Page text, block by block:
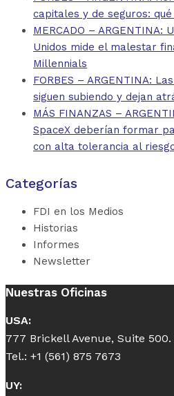
capitales y de seguros:
MERCADO – ARGENTINA:
Unidos mide el malestar
Millennials
FORBES – ARGENTINA:
siguen subiendo y dejan
MÁS FINANZAS –
SpaceX deberían formar
con alta tolerancia al
Categorías
FDI en los Medios
Historias
Informes
Newsletter
Nuestras Oficinas
USA:
777 Brickell Avenue, Suite
Tel.: +1 (561) 875 7673
UY: